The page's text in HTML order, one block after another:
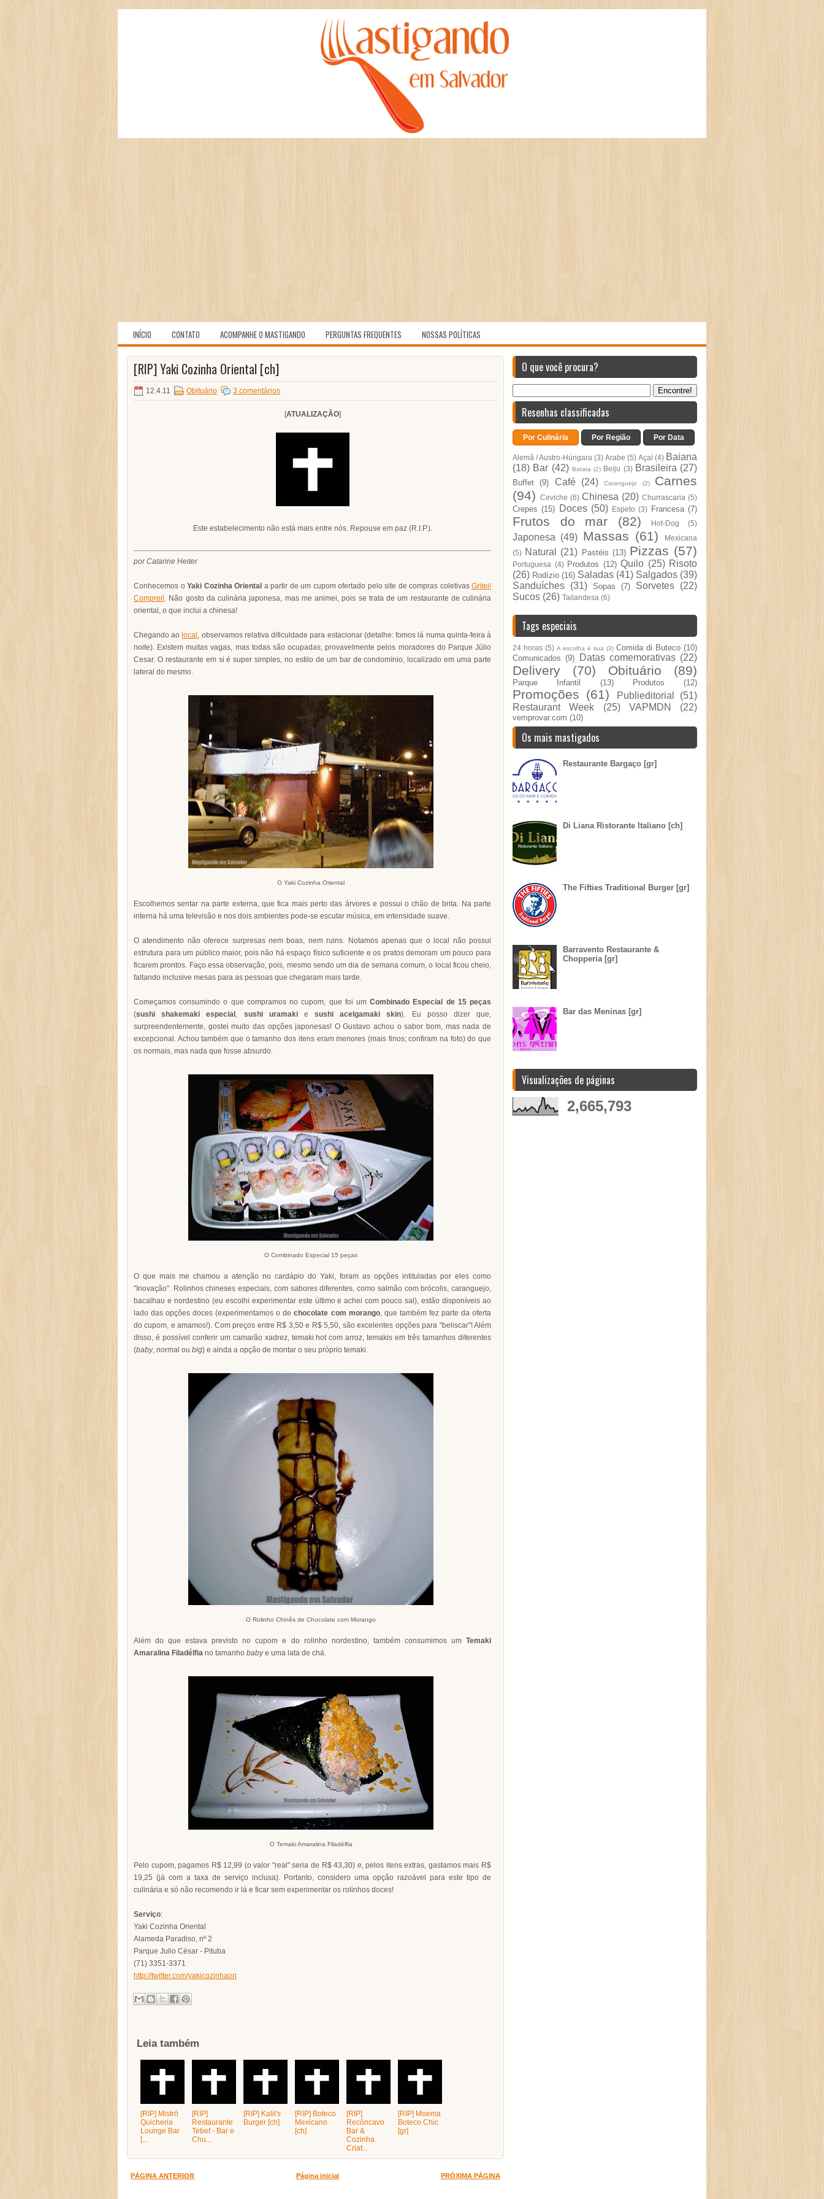
INÍCIO CONTATO ACOMPANHE O MASTIGANDO PERGUNTAS FREQUENTES NOSSAS POLÍTICAS
[RIP] Yaki Cozinha Oriental [ch]
12.4.11 Obituário 3 comentários
[ATUALIZAÇÃO]
Este estabelecimento não está mais entre nós. Repouse em paz (R.I.P.).
por Catarine Heiter
Conhecemos o Yaki Cozinha Oriental a partir de um cupom ofertado pelo site de compras coletivas Gritei!
Comprei!. Não gosto da culinária japonesa, mas me animei, pois se trata de um restaurante de culinária
oriental, o que inclui a chinesa!
Chegando ao local , observamos relativa dificuldade para estacionar (detalhe: fomos lá numa quinta-feira à
noite). Existem muitas vagas, mas todas são ocupadas, provavelmente pelos moradores do Parque Júlio
Cesar. O restaurante em si é super simples, no estilo de um bar de condomínio, localizado em uma parte
lateral do mesmo.
O Yaki Cozinha Oriental
Escolhemos sentar na parte externa, que fica mais perto das árvores e possui o chão de brita. Na parte
interna há uma televisão e nos dois ambientes pode-se escutar música, em intensidade suave.
O atendimento não oferece surpresas nem boas, nem ruins. Notamos apenas que o local não possui
estrutura para um público maior, pois não há espaço físico suficiente e os pratos demoram um pouco para
ficarem prontos. Faço essa observação, pois, mesmo sendo um dia de semana comum, o local ficou cheio,
faltando inclusive mesas para as pessoas que chegaram mais tarde.
Começamos consumindo o que compramos no cupom, que foi umCombinado Especial de 15 peças
(sushi shakemaki especial , sushi uramakiesushi acelgamaki skin). Eu posso dizer que,
surpreendentemente, gostei muito das opções japonesas! O Gustavo achou o sabor bom, mas nada de
excepcional. Achou também que o tamanho dos itens eram menores (mais finos; confiram na foto) do que
os normais, mas nada que fosse absurdo.
O Combinado Especial 15 peças
O que mais me chamou a atenção no cardápio do Yaki, foram as opções intituladas por eles como
"Inovação". Rolinhos chineses especiais, com sabores diferentes, como salmão com brócolis, caranguejo,
bacalhau e nordestino (eu escolhi experimentar este último e achei com pouco sal), estão disponíveis ao
lado das opções doces (experimentamos o dechocolate com morango, que também fez parte da oferta
do cupom, e amamos!). Com preços entre R$ 3,50 e R$ 5,50, são excelentes opções para "beliscar"! Além
disso, é possível conferir um camarão xadrez, temaki hot com arroz, temakis em três tamanhos diferentes
(baby, normal ou big) e ainda a opção de montar o seu próprio temaki.
O Rolinho Chinês de Chocolate com Morango
Além do que estava previsto no cupom e do rolinho nordestino, também consumimos um Temaki
Amaralina Filadélfia no tamanho babye uma lata de chá.
O Temaki Amaralina Filadélfia
Pelo cupom, pagamos R$ 12,99 (o valor "real" seria de R$ 43,30) e, pelos itens extras, gastamos mais R$
19,25 (já com a taxa de serviço inclusa). Portanto, considero uma opção razoável para este tipo de
culinária e só não recomendo ir lá e ficar sem experimentar os rolinhos doces!
Serviço:
Yaki Cozinha Oriental
Alameda Paradiso, nº 2
Parque Julio César - Pituba
(71) 3351-3371
http://twitter.com/yakicozinhaori
Leia também
[RIP] Mistrô
Quicheria
Lounge Bar
[...
[RIP]
Restaurante
Tebet - Bar e
Chu...
[RIP] Kalil's
Burger [ch]
[RIP] Boteco
Mexicano
[ch]
[RIP]
Recôncavo
Bar &
Cozinha
Criat...
[RIP] Moema
Boteco Chic
[gr]
PÁGINA ANTERIOR PRÓXIMA PÁGINA
Página inicial
O que você procura?
Resenhas classificadas
Por Culinária Por Região Por Data
Alemã / Austro-Húngara (3) Arabe (5) Açaí (4) Baiana
(18) Bar (42) Batata (2) Beiju (3) Brasileira (27)
Buffet (9) Café (24) Caranguejo (2)
Carnes
(94)
Ceviche (6) Chinesa (20) Churrascaria (5)
Crepes (15) Doces (50) Espeto (3) Francesa (7)
Frutos do mar (82) Hot-Dog (5)
Japonesa (49) Massas (61)
Mexicana
(5) Natural (21) Pastéis (13) Pizzas (57)
Portuguesa (4) Produtos (12) Quilo (25) Risoto
(26) Rodízio (16) Saladas (41) Salgados (39)
Sanduíches (31) Sopas (7) Sorvetes (22)
Sucos (26) Tailandesa (6)
Tags especiais
24 horas (5) A escolha é sua (3) Comida di Buteco (10)
Comunicados (9) Datas comemorativas (22)
Delivery (70) Obituário (89)
Parque Infantil (13) Produtos (12)
Promoções (61) Publieditorial
(51)
Restaurant Week
(25) VAPMDN (22)
vemprovar.com (10)
Os mais mastigados
Restaurante Bargaço [gr]
Di Liana Ristorante Italiano [ch]
The Fifties Traditional Burger [gr]
Barravento Restaurante &
Chopperia [gr]
Bar das Meninas [gr]
Visualizações de páginas
2,665,793